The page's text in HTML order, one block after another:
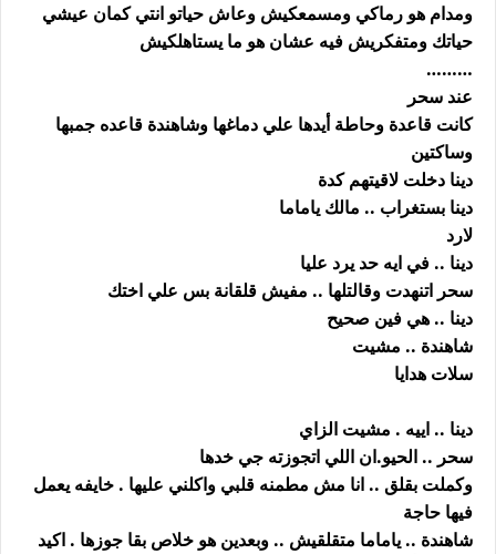
ومدام هو رماكي ومسمعكيش وعاش حياتو انتي كمان عيشي
حياتك ومتفكريش فيه عشان هو ما يستاهلكيش
………
عند سحر
كانت قاعدة وحاطة أيدها علي دماغها وشاهندة قاعده جمبها
وساكتين
دينا دخلت لاقيتهم كدة
دينا بستغراب .. مالك ياماما
لارد
دينا .. في ايه حد يرد عليا
سحر اتنهدت وقالتلها .. مفيش قلقانة بس علي اختك
دينا .. هي فين صحيح
شاهندة .. مشيت
سلات هدايا
دينا .. اييه . مشيت الزاي
سحر .. الحيو.ان اللي اتجوزته جي خدها
وكملت بقلق .. انا مش مطمنه قلبي واكلني عليها . خايفه يعمل
فيها حاجة
شاهندة .. ياماما متقلقيش .. وبعدين هو خلاص بقا جوزها . اكيد